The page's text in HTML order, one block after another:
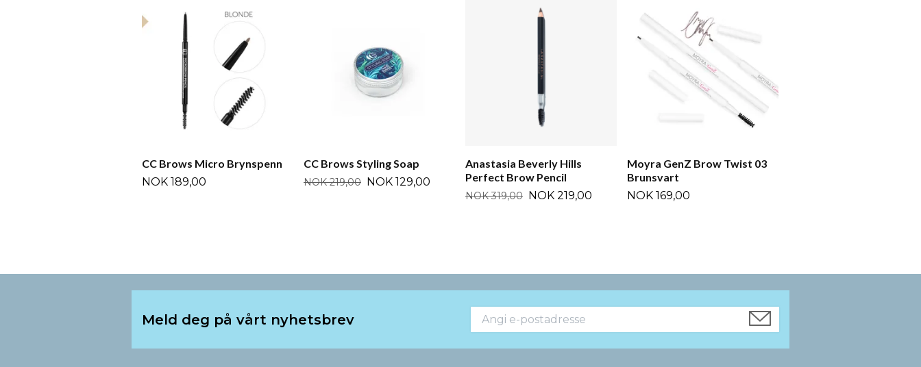
CC Brows Micro Brynspenn
NOK 189,00
CC Brows Styling Soap
NOK 219,00 NOK 129,00
Anastasia Beverly Hills
Perfect Brow Pencil
NOK 319,00 NOK 219,00
Moyra GenZ Brow Twist 03
Brunsvart
NOK 169,00
Meld deg på vårt nyhetsbrev